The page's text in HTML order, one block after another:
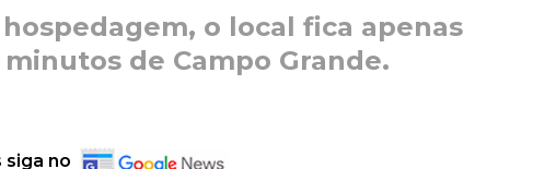
o local fica apenas
de Campo Grande.
siga no